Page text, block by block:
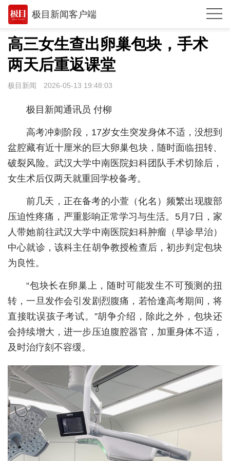
极目新闻客户端
推荐
观点
时政
世相
环球
专题
极客圈
经济
城建
科教
健康
悠游
相亲
汽车
房产
消费
创意
文化
高三女生查出卵巢包块，手术
两天后重返课堂
极目新闻 2026-05-13 19:48:03
极目新闻通讯员 付柳
高考冲刺阶段，17岁女生突发身体不适，没想到
盆腔藏有近十厘米的巨大卵巢包块，随时面临扭转、
破裂风险。武汉大学中南医院妇科团队手术切除后，
女生术后仅两天就重回学校备考。
前几天，正在备考的小萱（化名）频繁出现腹部
压迫性疼痛，严重影响正常学习与生活。5月7日，家
人带她前往武汉大学中南医院妇科肿瘤（早诊早治）
中心就诊，该科主任胡争教授检查后，初步判定包块
为良性。
“包块长在卵巢上，随时可能发生不可预测的扭
转，一旦发作会引发剧烈腹痛，若恰逢高考期间，将
直接耽误孩子考试。”胡争介绍，除此之外，包块还
会持续增大，进一步压迫腹腔器官，加重身体不适，
及时治疗刻不容缓。